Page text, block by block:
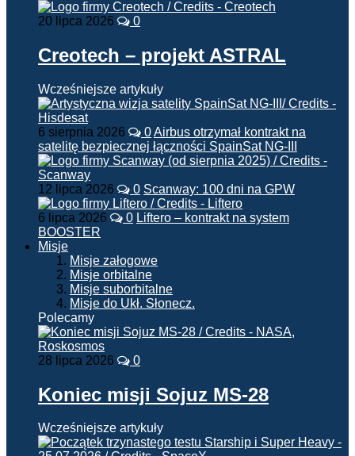
20 lipca 2026 0
Creotech – projekt ASTRAL
Wcześniejsze artykuły
6 sierpnia 2026 0Airbus otrzymał kontrakt na
satelitę bezpiecznej łączności SpainSat NG-III
12 lipca 2026 0 Scanway: 100 dni na GPW
6 lipca 2026 0 Liftero – kontrakt na system
BOOSTER
Misje
Misje załogowe
Misje orbitalne
Misje suborbitalne
Misje do Ukł. Słonecz.
Polecamy
28 lipca 2026 0
Koniec misji Sojuz MS-28
Wcześniejsze artykuły